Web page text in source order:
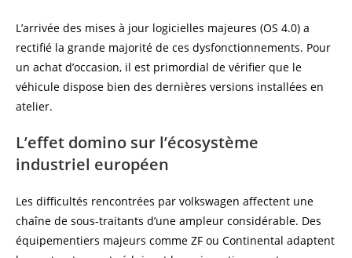
L’arrivée des mises à jour logicielles majeures (OS 4.0) a
rectifié la grande majorité de ces dysfonctionnements. Pour
un achat d’occasion, il est primordial de vérifier que le
véhicule dispose bien des dernières versions installées en
atelier.
L’effet domino sur l’écosystème
industriel européen
Les difficultés rencontrées par volkswagen affectent une
chaîne de sous-traitants d’une ampleur considérable. Des
équipementiers majeurs comme ZF ou Continental adaptent